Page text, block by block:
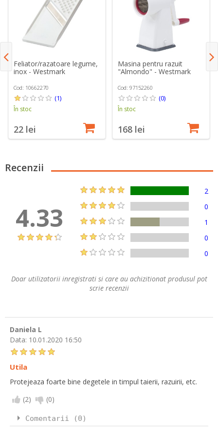
Feliator/razatoare legume,
inox - Westmark
Cod: 10662270
(1)
În stoc
22 lei
Masina pentru razuit
"Almondo" - Westmark
Cod: 97152260
(0)
În stoc
168 lei
Recenzii
4.33
2
0
1
0
0
Doar utilizatorii inregistrati si care au achizitionat produsul pot
scrie recenzii
Daniela L
Data: 10.01.2020 16:50
Utila
Protejeaza foarte bine degetele in timpul taierii, razuirii, etc.
(2) (0)
Comentarii (0)